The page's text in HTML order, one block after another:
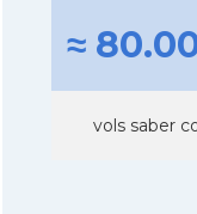
≈
vols saber